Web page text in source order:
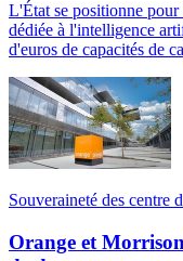
L'État se positionne
dédiée à l'intelligence
d'euros de capacités de
Souveraineté des centre
Orange et